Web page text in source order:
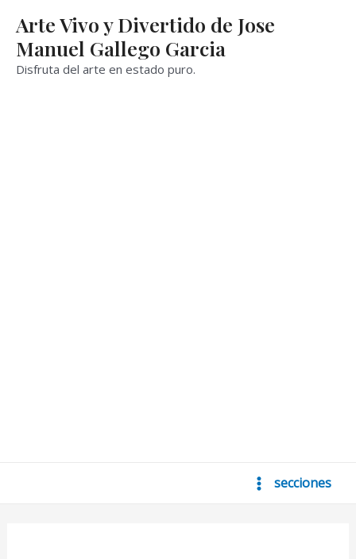
contenido
Arte Vivo y Divertido de Jose
Manuel Gallego Garcia
Disfruta del arte en estado puro.
Main
secciones